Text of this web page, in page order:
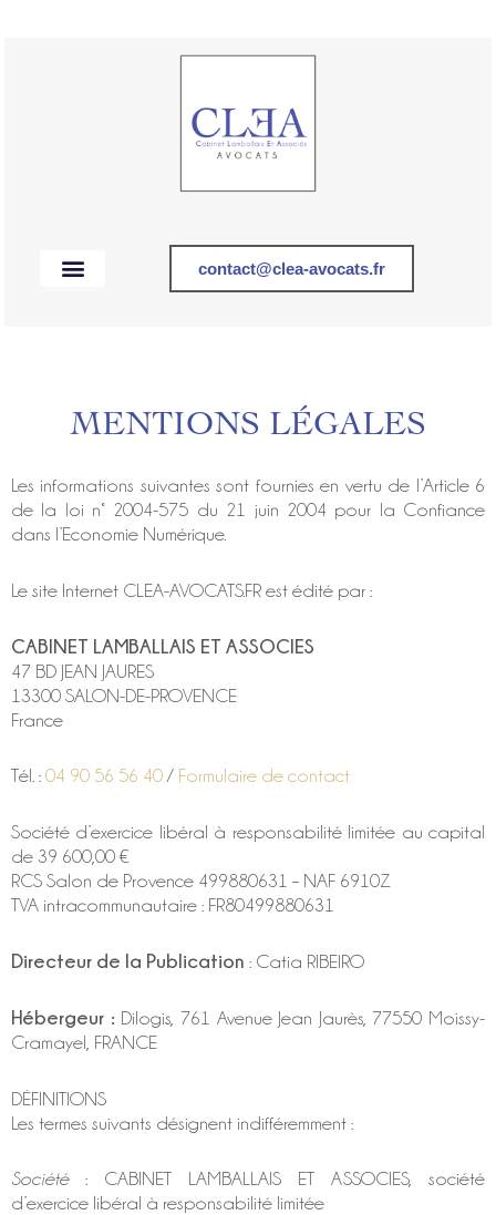
contact@clea-avocats.fr
MENTIONS LÉGALES
Les informations suivantes sont fournies en vertu de l’Article 6
de la loi n° 2004-575 du 21 juin 2004 pour la Confiance
dans l’Economie Numérique.
Le site Internet CLEA-AVOCATS.FR est édité par :
CABINET LAMBALLAIS ET ASSOCIES
47 BD JEAN JAURES
13300 SALON-DE-PROVENCE
France
Tél. : 04 90 56 56 40 / Formulaire de contact
Société d’exercice libéral à responsabilité limitée au capital
de 39 600,00 €
RCS Salon de Provence 499880631 – NAF 6910Z
TVA intracommunautaire : FR80499880631
Directeur de la Publication : Catia RIBEIRO
Hébergeur : Dilogis, 761 Avenue Jean Jaurès, 77550 Moissy-
Cramayel, FRANCE
DÉFINITIONS
Les termes suivants désignent indifféremment :
Société: CABINET LAMBALLAIS ET ASSOCIES, société
d’exercice libéral à responsabilité limitée